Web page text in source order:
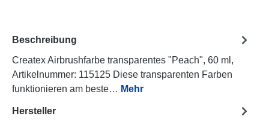
Beschreibung
Createx Airbrushfarbe transparentes "Peach", 60 ml,
Artikelnummer: 115125 Diese transparenten Farben
funktionieren am beste… Mehr
Hersteller